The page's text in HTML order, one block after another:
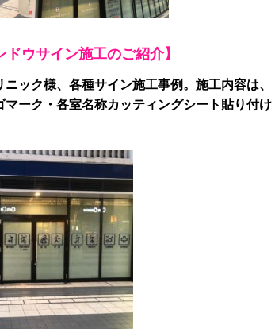
ドウサイン施工のご紹介】
ック様、各種サイン施工事例。 施工内容は、
マーク・各室名称カッティングシート貼り付け